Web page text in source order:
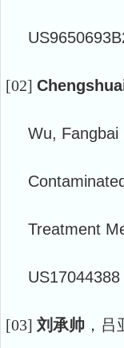
[02]
Wu, Fangbai
Treatment
US17044388
[03] 刘承帅 ，